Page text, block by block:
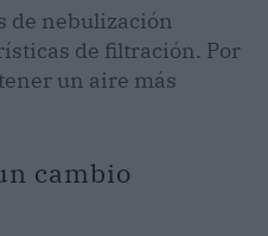
de nebulización
de filtración. Por
un aire más
cambio